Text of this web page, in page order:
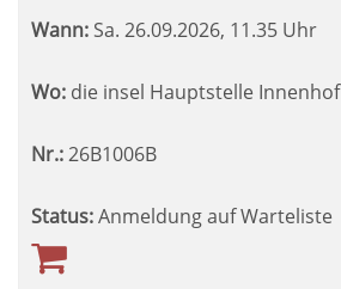
Wann: Sa. 26.09.2026, 11.35 Uhr
Wo: die insel Hauptstelle Innenhof
Nr.:26B1006B
Status:Anmeldung auf Warteliste